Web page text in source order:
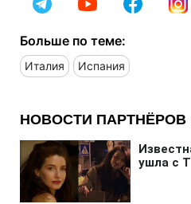
Больше по теме:
Италия Испания